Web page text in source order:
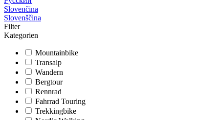
Slovenčina
Slovenščina
Filter
Kategorien
Mountainbike
Transalp
Wandern
Bergtour
Rennrad
Fahrrad Touring
Trekkingbike